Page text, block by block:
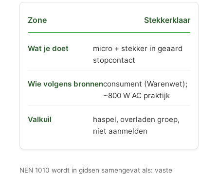
Stekkerklaar
micro + stekker in geaard
stopcontact
consument (Warenwet);
~800 W AC praktijk
haspel, overladen groep,
niet aanmelden
NEN 1010 wordt in gidsen samengevat als: vaste